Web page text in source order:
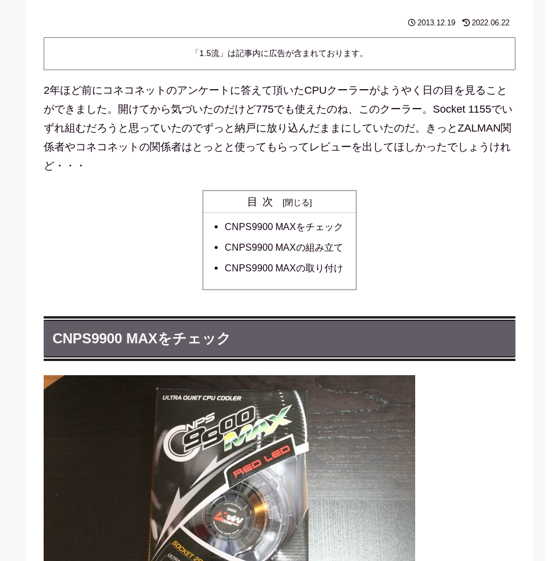
2013.12.19 2022.06.22
「1.5流」は記事内に広告が含まれております。
2年ほど前にコネコネットのアンケートに答えて頂いたCPUクーラーがようやく日の目を見ること
ができました。開けてから気づいたのだけど775でも使えたのね、このクーラー。Socket 1155でい
ずれ組むだろうと思っていたのでずっと納戸に放り込んだままにしていたのだ。きっとZALMAN関
係者やコネコネットの関係者はとっとと使ってもらってレビューを出してほしかったでしょうけれ
ど・・・
目次
CNPS9900 MAXをチェック
CNPS9900 MAXの組み立て
CNPS9900 MAXの取り付け
CNPS9900 MAXをチェック